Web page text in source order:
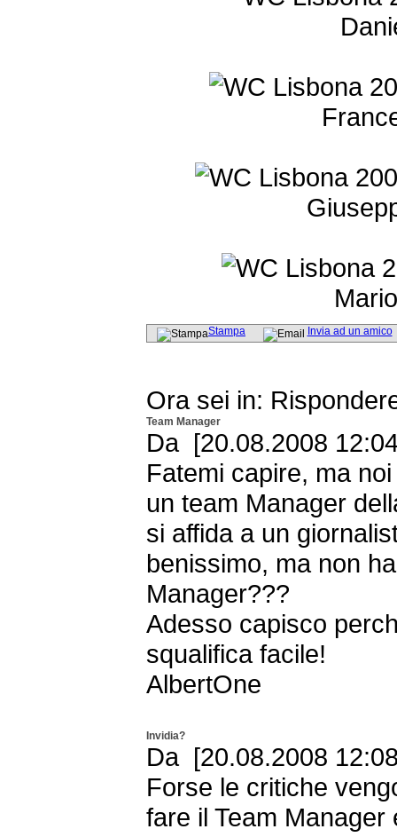
Stampa Invia ad un amico
Ora sei in:
Team Manager
Da [20.08.2008
Fatemi capire, ma
un team Manager
si affida a un
benissimo, ma non
Manager???
Adesso capisco
squalifica facile!
AlbertOne
Invidia?
Da [20.08.2008
Forse le critiche
fare il Team Manager